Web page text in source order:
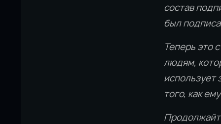
состав
был
Теперь это
людям,
использует
того, как